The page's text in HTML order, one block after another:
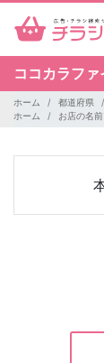
ココカラファ
ホーム 都道府県
ホーム
お店の名前